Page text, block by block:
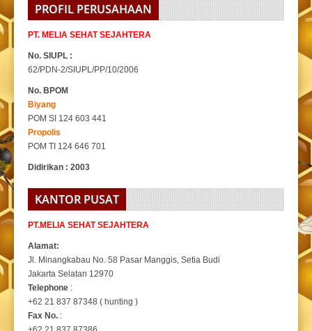
PROFIL PERUSAHAAN
PT. MELIA SEHAT SEJAHTERA
No. SIUPL :
62/PDN-2/SIUPL/PP/10/2006
No. BPOM
Biyang
POM SI 124 603 441
Propolis
POM TI 124 646 701
Didirikan : 2003
KANTOR PUSAT
PT.MELIA SEHAT SEJAHTERA
Alamat:
Jl. Minangkabau No. 58 Pasar Manggis, Setia Budi
Jakarta Selatan 12970
Telephone :
+62 21 837 87348 ( hunting )
Fax No. :